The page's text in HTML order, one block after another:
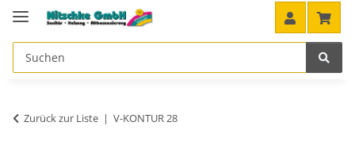
Zurück zur Liste V-KONTUR 28